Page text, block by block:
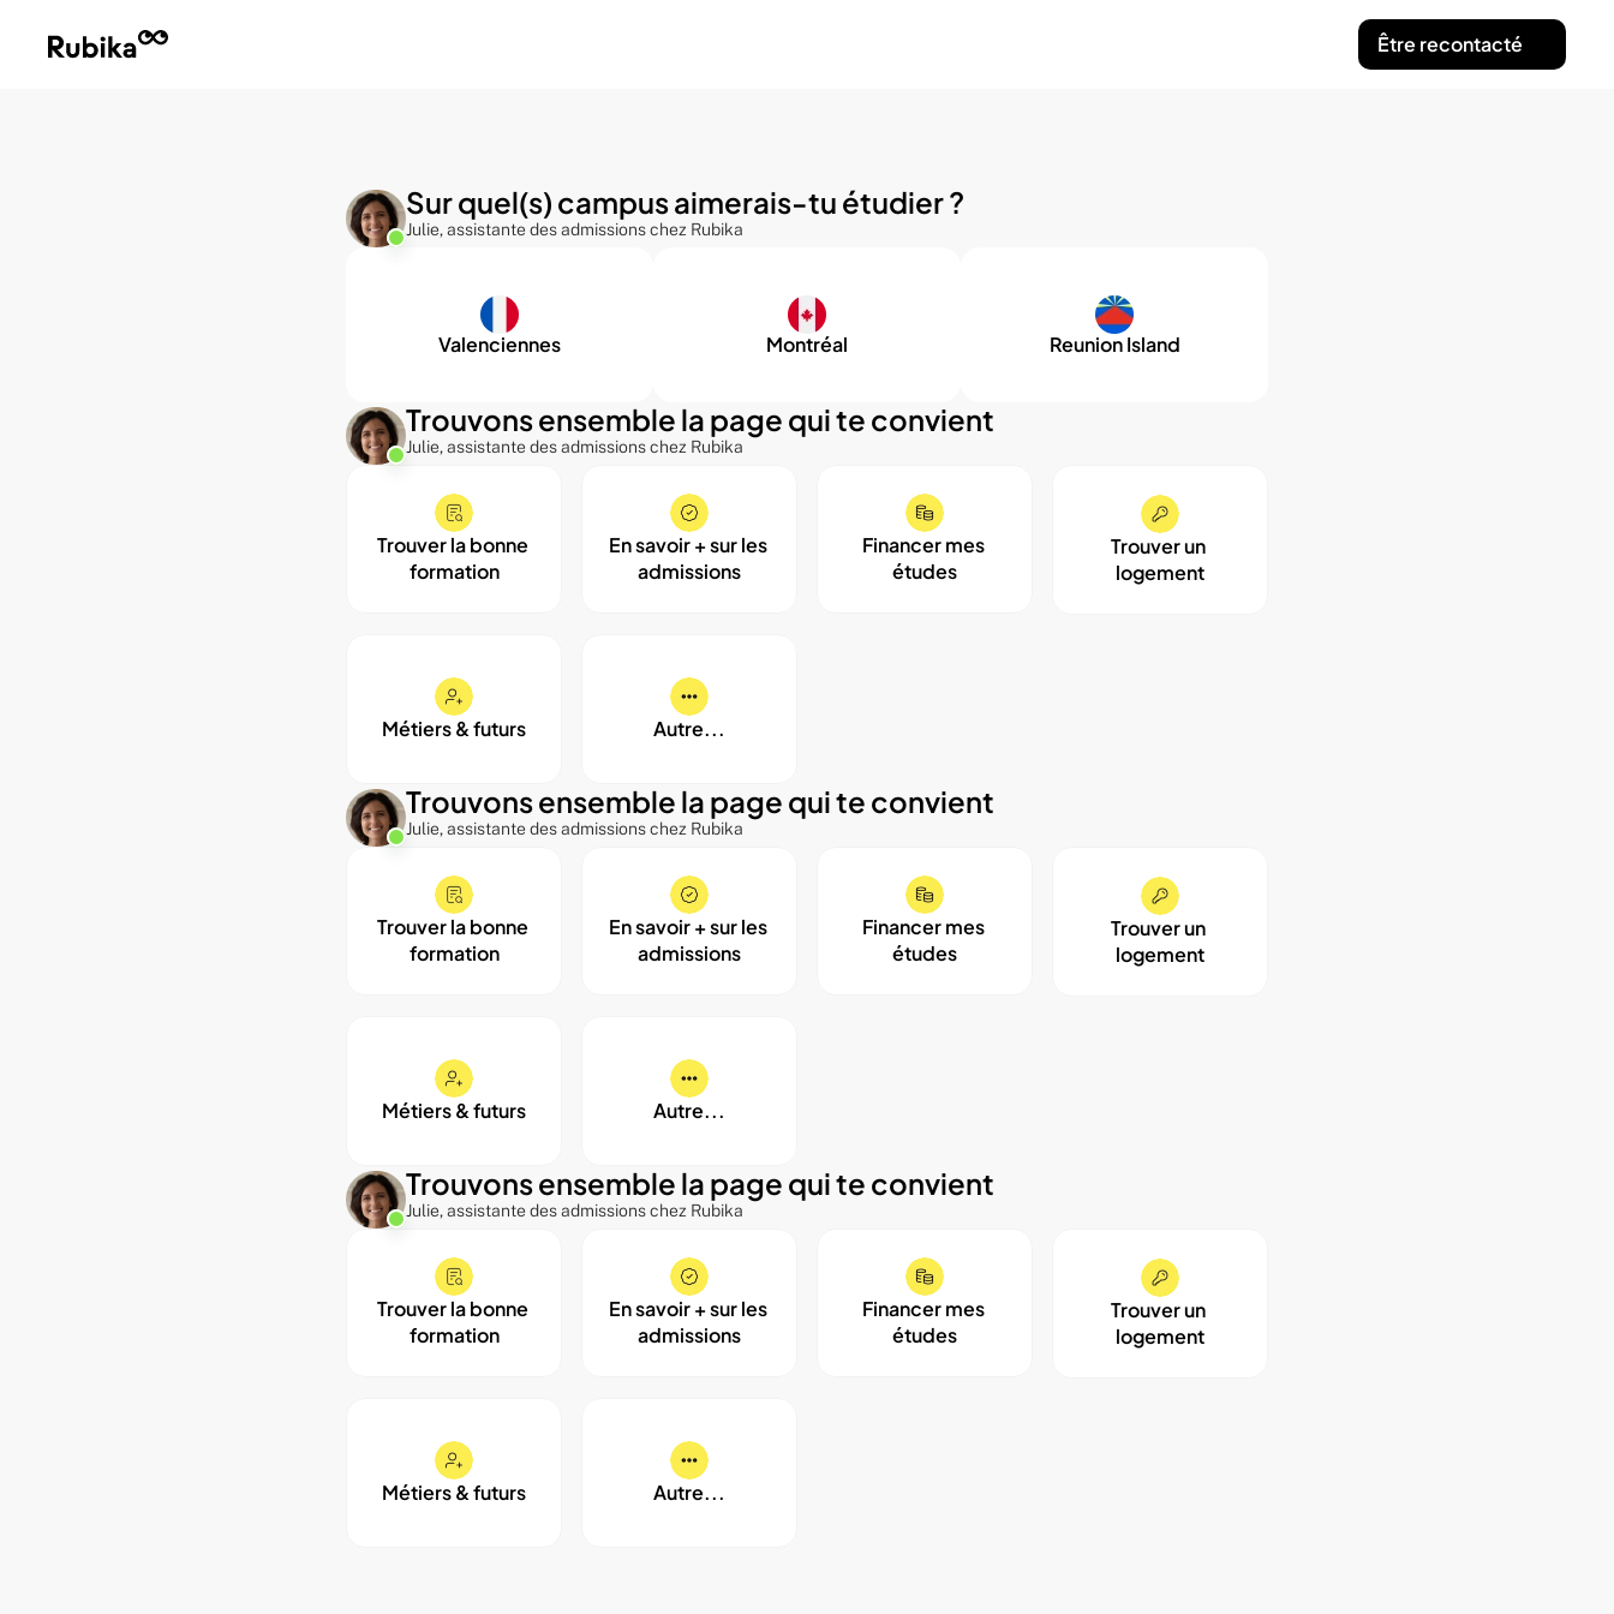
Être recontacté
Sur quel(s) campus aimerais-tu étudier ?
Julie, assistante des admissions chez Rubika
Valenciennes Montréal Reunion Island
Trouvons ensemble la page qui te convient
Julie, assistante des admissions chez Rubika
Trouver la bonne
formation
En savoir + sur les
admissions
Financer mes
études
Trouver un
logement
Métiers & futurs Autre...
Trouvons ensemble la page qui te convient
Julie, assistante des admissions chez Rubika
Trouver la bonne
formation
En savoir + sur les
admissions
Financer mes
études
Trouver un
logement
Métiers & futurs Autre...
Trouvons ensemble la page qui te convient
Julie, assistante des admissions chez Rubika
Trouver la bonne
formation
En savoir + sur les
admissions
Financer mes
études
Trouver un
logement
Métiers & futurs Autre...